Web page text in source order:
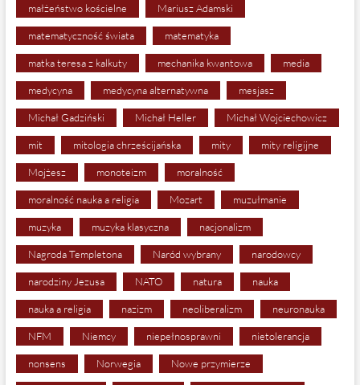
małżeństwo kościelne Mariusz Adamski
matematyczność świata matematyka
matka teresa z kalkuty mechanika kwantowa media
medycyna medycyna alternatywna mesjasz
Michał Gadziński Michał Heller Michał Wojciechowicz
mit mitologia chrześcijańska mity mity religijne
Mojżesz monoteizm moralność
moralność nauka a religia Mozart muzułmanie
muzyka muzyka klasyczna nacjonalizm
Nagroda Templetona Naród wybrany narodowcy
narodziny Jezusa NATO natura nauka
nauka a religia nazizm neoliberalizm neuronauka
NFM Niemcy niepełnosprawni nietolerancja
nonsens Norwegia Nowe przymierze